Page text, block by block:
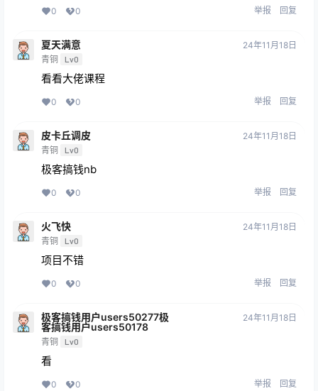
0 0 举报 回复
夏天满意
青铜 Lv0
24年11月18日
看看大佬课程
0 0 举报 回复
皮卡丘调皮
青铜 Lv0
24年11月18日
极客搞钱nb
0 0 举报 回复
火飞快
青铜 Lv0
24年11月18日
项目不错
0 0 举报 回复
极客搞钱用户users50277极
客搞钱用户users50178
青铜 Lv0
24年11月18日
看
0 0 举报 回复